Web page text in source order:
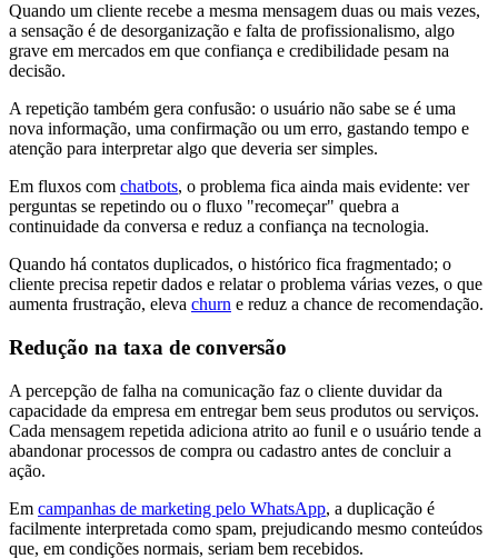
Quando um cliente recebe a mesma mensagem duas ou mais vezes,
a sensação é de desorganização e falta de profissionalismo, algo
grave em mercados em que confiança e credibilidade pesam na
decisão.
A repetição também gera confusão: o usuário não sabe se é uma
nova informação, uma confirmação ou um erro, gastando tempo e
atenção para interpretar algo que deveria ser simples.
Em fluxos com chatbots, o problema fica ainda mais evidente: ver
perguntas se repetindo ou o fluxo "recomeçar" quebra a
continuidade da conversa e reduz a confiança na tecnologia.
Quando há contatos duplicados, o histórico fica fragmentado; o
cliente precisa repetir dados e relatar o problema várias vezes, o que
aumenta frustração, eleva churn e reduz a chance de recomendação.
Redução na taxa de conversão
A percepção de falha na comunicação faz o cliente duvidar da
capacidade da empresa em entregar bem seus produtos ou serviços.
Cada mensagem repetida adiciona atrito ao funil e o usuário tende a
abandonar processos de compra ou cadastro antes de concluir a
ação.
Em campanhas de marketing pelo WhatsApp, a duplicação é
facilmente interpretada como spam, prejudicando mesmo conteúdos
que, em condições normais, seriam bem recebidos.